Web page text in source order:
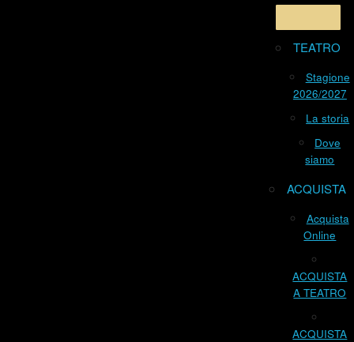
TEATRO
Stagione
2026/2027
La storia
Dove
siamo
ACQUISTA
Acquista
Online
ACQUISTA
A TEATRO
ACQUISTA